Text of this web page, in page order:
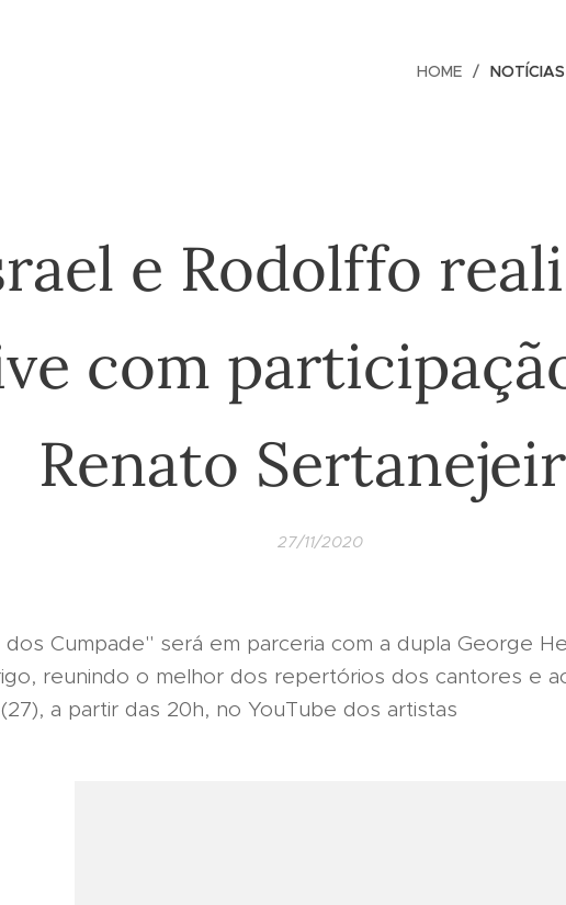
HOME NOTÍCIAS
e Rodolffo
com
Renato
27/11/2020
dos Cumpade" será em parceria com a dupla George
reunindo o melhor dos repertórios dos cantores e
a partir das 20h, no YouTube dos artistas